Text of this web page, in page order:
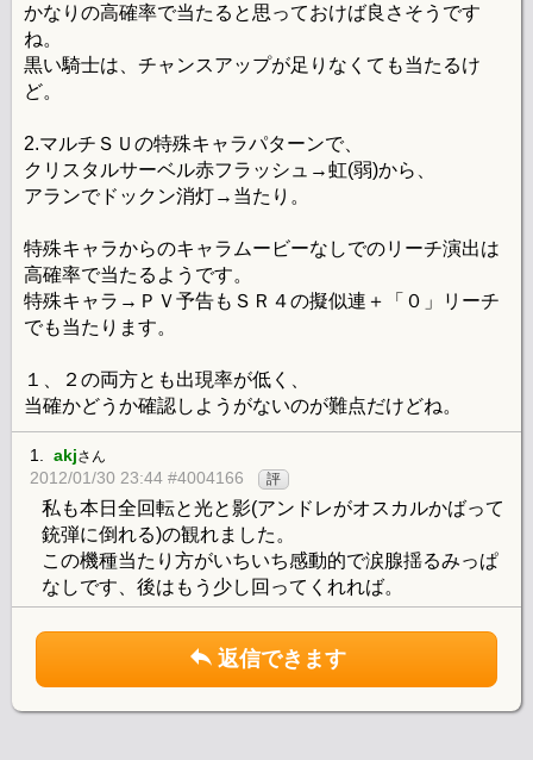
かなりの高確率で当たると思っておけば良さそうです
ね。
黒い騎士は、チャンスアップが足りなくても当たるけ
ど。
2.マルチＳＵの特殊キャラパターンで、
クリスタルサーベル赤フラッシュ→虹(弱)から、
アランでドックン消灯→当たり。
特殊キャラからのキャラムービーなしでのリーチ演出は
高確率で当たるようです。
特殊キャラ→ＰＶ予告もＳＲ４の擬似連＋「０」リーチ
でも当たります。
１、２の両方とも出現率が低く、
当確かどうか確認しようがないのが難点だけどね。
1. akjさん
2012/01/30 23:44 #4004166 評
私も本日全回転と光と影(アンドレがオスカルかばって
銃弾に倒れる)の観れました。
この機種当たり方がいちいち感動的で涙腺揺るみっぱ
なしです、後はもう少し回ってくれれば。
返信できます